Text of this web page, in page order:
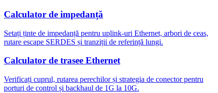
Calculator de impedanță
Setați ținte de impedanță pentru uplink-uri Ethernet, arbori de ceas,
rutare escape SERDES și tranziții de referință lungi.
Calculator de trasee Ethernet
Verificați cuprul, rutarea perechilor și strategia de conector pentru
porturi de control și backhaul de 1G la 10G.